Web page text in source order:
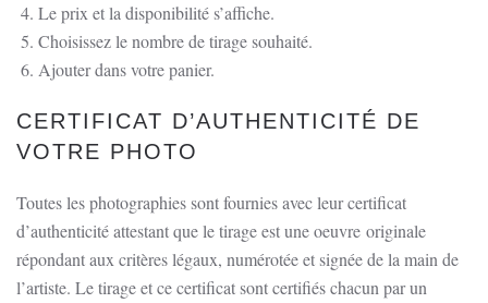
Le prix et la disponibilité s’affiche.
Choisissez le nombre de tirage souhaité.
Ajouter dans votre panier.
CERTIFICAT D’AUTHENTICITÉ DE
VOTRE PHOTO
Toutes les photographies sont fournies avec leur certificat
d’authenticité attestant que le tirage est une oeuvre originale
répondant aux critères légaux, numérotée et signée de la main de
l’artiste. Le tirage et ce certificat sont certifiés chacun par un